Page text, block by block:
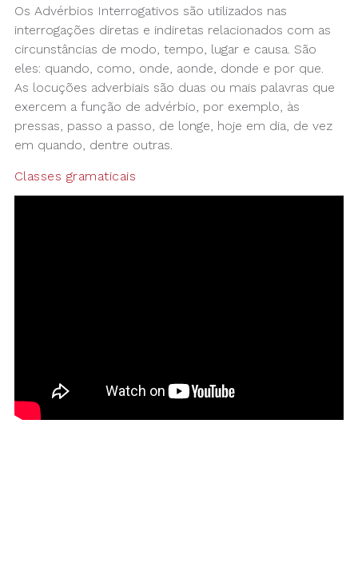
Os Advérbios Interrogativos são utilizados nas
interrogações diretas e indiretas relacionados com as
circunstâncias de modo, tempo, lugar e causa. São
eles: quando, como, onde, aonde, donde e por que.
As locuções adverbiais são duas ou mais palavras que
exercem a função de advérbio, por exemplo, às
pressas, passo a passo, de longe, hoje em dia, de vez
em quando, dentre outras.
Classes gramaticais